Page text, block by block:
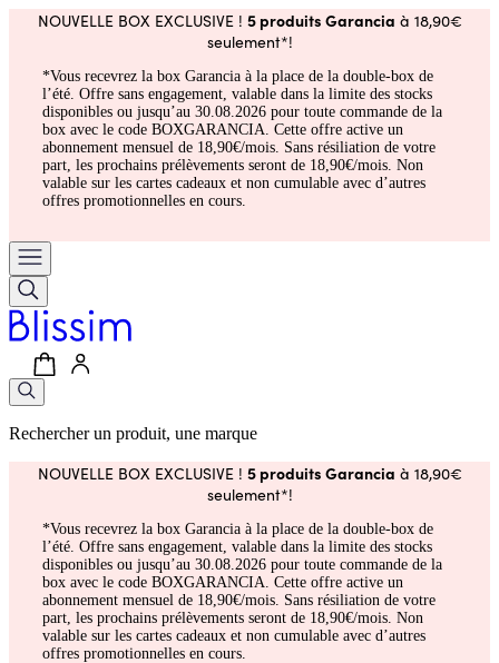
NOUVELLE BOX EXCLUSIVE ! 5 produits Garancia à 18,90€
seulement*!
*Vous recevrez la box Garancia à la place de la double-box de
l’été. Offre sans engagement, valable dans la limite des stocks
disponibles ou jusqu’au 30.08.2026 pour toute commande de la
box avec le code BOXGARANCIA. Cette offre active un
abonnement mensuel de 18,90€/mois. Sans résiliation de votre
part, les prochains prélèvements seront de 18,90€/mois. Non
valable sur les cartes cadeaux et non cumulable avec d’autres
offres promotionnelles en cours.
Rechercher un produit, une marque
NOUVELLE BOX EXCLUSIVE ! 5 produits Garancia à 18,90€
seulement*!
*Vous recevrez la box Garancia à la place de la double-box de
l’été. Offre sans engagement, valable dans la limite des stocks
disponibles ou jusqu’au 30.08.2026 pour toute commande de la
box avec le code BOXGARANCIA. Cette offre active un
abonnement mensuel de 18,90€/mois. Sans résiliation de votre
part, les prochains prélèvements seront de 18,90€/mois. Non
valable sur les cartes cadeaux et non cumulable avec d’autres
offres promotionnelles en cours.